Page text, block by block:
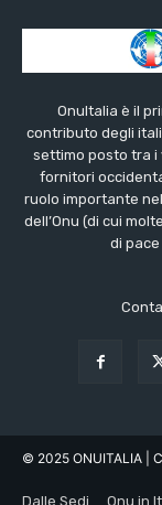
OnuItalia è il
contributo degli
settimo posto tra i
fornitori
ruolo importante
dell’Onu (di cui
di
© 2025 ONUITALIA |
Dalle Sedi Onu in